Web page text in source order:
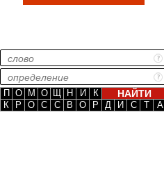
П О М О Щ Н И
К
К
Р О С С В О Р Д И С Т А